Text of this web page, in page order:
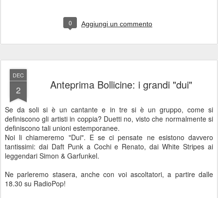
0 Aggiungi un commento
DEC
2 Anteprima Bollicine: i grandi "dui"
Se da soli si è un cantante e in tre si è un gruppo, come si
definiscono gli artisti in coppia? Duetti no, visto che normalmente si
definiscono tali unioni estemporanee.
Noi li chiameremo "Dui". E se ci pensate ne esistono davvero
tantissimi: dai Daft Punk a Cochi e Renato, dai White Stripes ai
leggendari Simon & Garfunkel.
Ne parleremo stasera, anche con voi ascoltatori, a partire dalle
18.30 su RadioPop!